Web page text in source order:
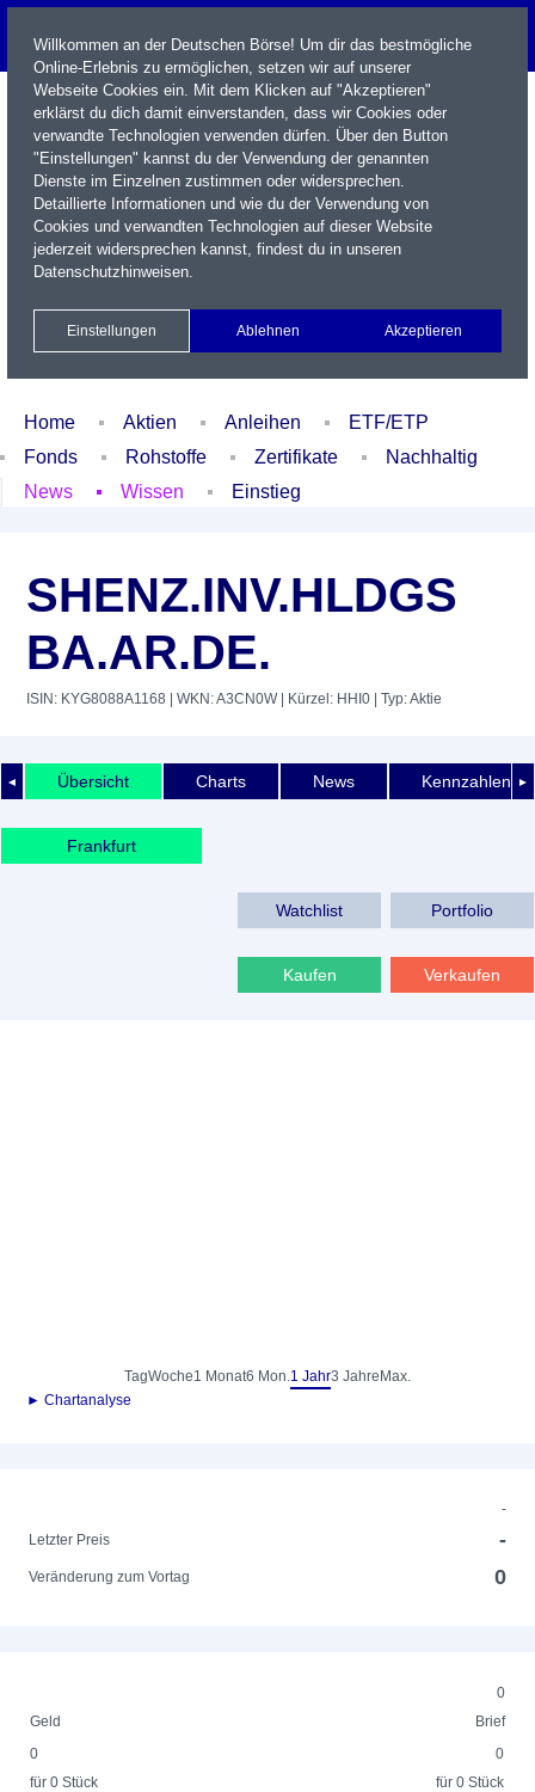
Name / WKN / ISIN / Kürzel
Xetra Realtime
Watchlist Portfolio Login
Home Aktien Anleihen
ETF/ETP
Fonds
Rohstoffe Zertifikate
Nachhaltig
News
Wissen Einstieg
SHENZ.INV.HLDGS
BA.AR.DE.
ISIN: KYG8088A1168 | WKN: A3CN0W| Kürzel: HHI0 | Typ: Aktie
◄ ►
Übersicht Charts News Kennzahlen
Frankfurt
Watchlist Portfolio
Kaufen Verkaufen
TagWoche1 Monat6 Mon.1 Jahr3 Jahre Max.
► Chartanalyse
-
Letzter Preis
-
Veränderung zum Vortag 0
0
Geld
Brief
0
für 0 Stück
0
für 0 Stück
Willkommen an der Deutschen Börse! Um dir das bestmögliche
Online-Erlebnis zu ermöglichen, setzen wir auf unserer
Webseite Cookies ein. Mit dem Klicken auf "Akzeptieren"
erklärst du dich damit einverstanden, dass wir Cookies oder
verwandte Technologien verwenden dürfen. Über den Button
"Einstellungen" kannst du der Verwendung der genannten
Dienste im Einzelnen zustimmen oder widersprechen.
Detaillierte Informationen und wie du der Verwendung von
Cookies und verwandten Technologien auf dieser Website
jederzeit widersprechen kannst, findest du in unseren
Datenschutzhinweisen.
Einstellungen Ablehnen Akzeptieren